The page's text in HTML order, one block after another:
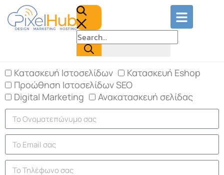
Κατασκευή Ιστοσελίδων
Κατασκευή Eshop
Προώθηση Ιστοσελίδων SEO
Digital Marketing
Ανακατασκευή σελίδας